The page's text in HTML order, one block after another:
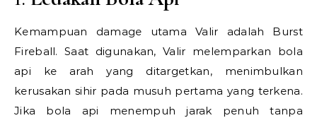
Kemampuan damage utama Valir adalah Burst
Fireball. Saat digunakan, Valir melemparkan bola
api ke arah yang ditargetkan, menimbulkan
kerusakan sihir pada musuh pertama yang terkena.
Jika bola api menempuh jarak penuh tanpa